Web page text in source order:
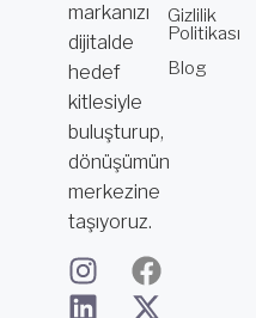
markanızı
dijitalde
hedef
kitlesiyle
buluşturup,
dönüşümün
merkezine
taşıyoruz.
I
n
F
a
L
i
X
-
Y
o
T
i
Gizlilik
Politikası
Blog